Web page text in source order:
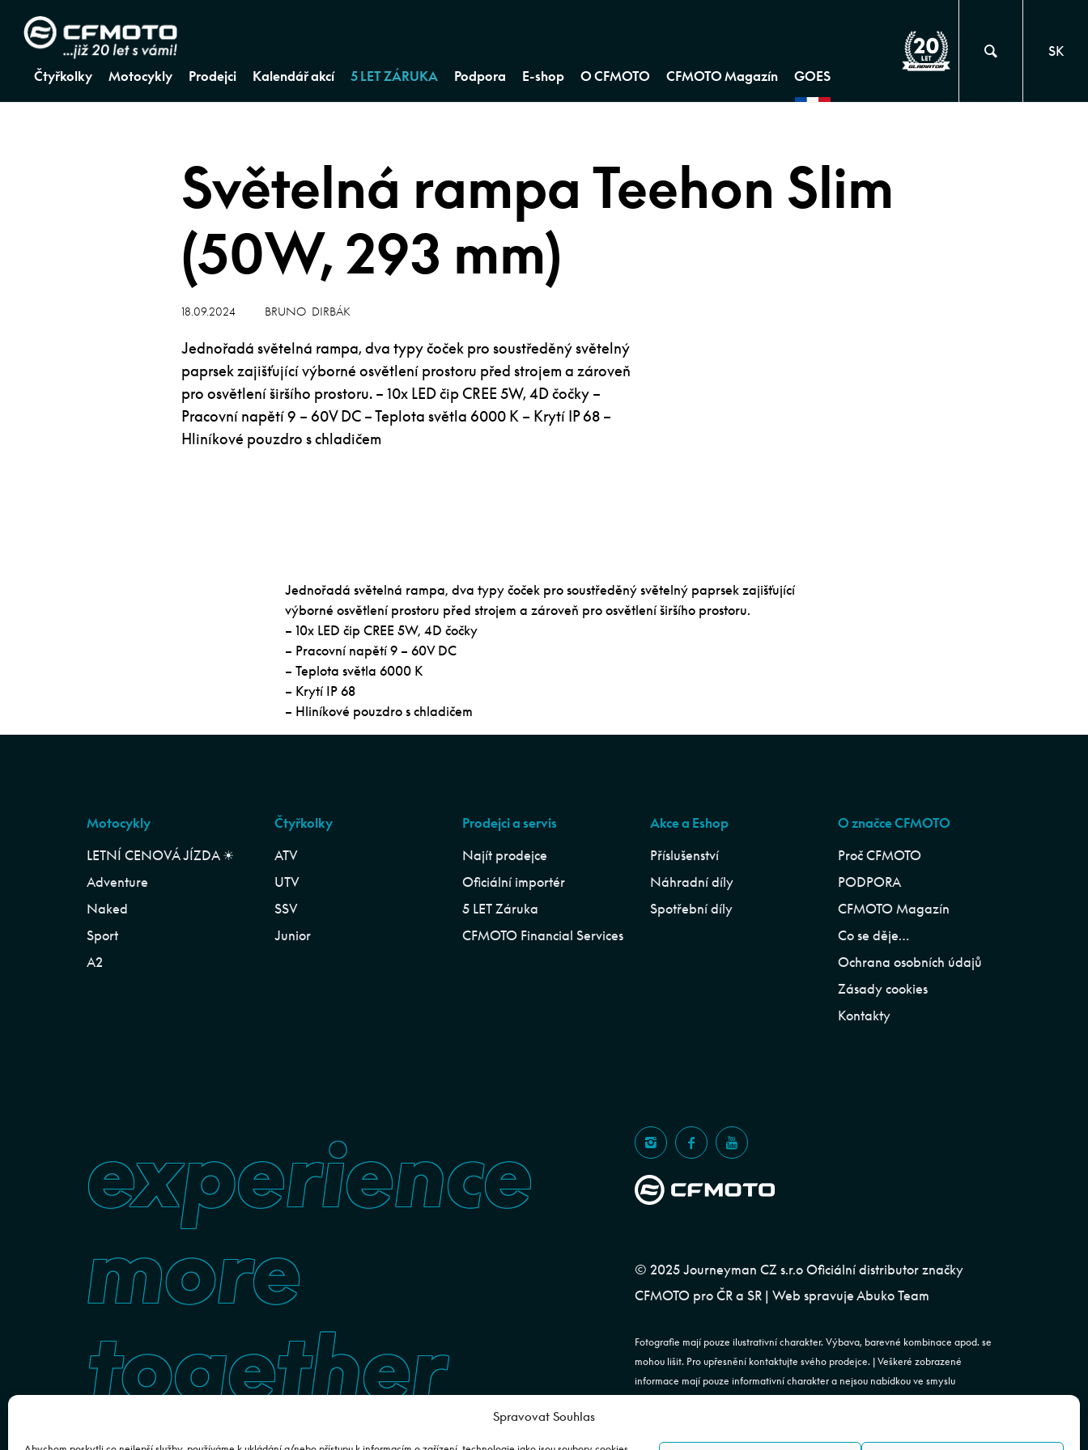
Spravovat Souhlas
Čtyřkolky Motocykly Prodejci Kalendář akcí 5 LET ZÁRUKA Podpora E-shop O CFMOTO CFMOTO Magazín GOES
SK
Světelná rampa Teehon Slim
(50W, 293 mm)
18.09.2024 BRUNO DIRBÁK
Jednořadá světelná rampa, dva typy čoček pro soustředěný světelný
paprsek zajišťující výborné osvětlení prostoru před strojem a zároveň
pro osvětlení širšího prostoru. – 10x LED čip CREE 5W, 4D čočky –
Pracovní napětí 9 – 60V DC – Teplota světla 6000 K – Krytí IP 68 –
Hliníkové pouzdro s chladičem
Jednořadá světelná rampa, dva typy čoček pro soustředěný světelný paprsek zajišťující
výborné osvětlení prostoru před strojem a zároveň pro osvětlení širšího prostoru.
– 10x LED čip CREE 5W, 4D čočky
– Pracovní napětí 9 – 60V DC
– Teplota světla 6000 K
– Krytí IP 68
– Hliníkové pouzdro s chladičem
Motocykly
LETNÍ CENOVÁ JÍZDA ☀︎
Adventure
Naked
Sport
A2
Čtyřkolky
ATV
UTV
SSV
Junior
Prodejci a servis
Najít prodejce
Oficiální importér
5 LET Záruka
CFMOTO Financial Services
Akce a Eshop
Příslušenství
Náhradní díly
Spotřební díly
O značce CFMOTO
Proč CFMOTO
PODPORA
CFMOTO Magazín
Co se děje…
Ochrana osobních údajů
Zásady cookies
Kontakty
experience
more
together
© 2025 Journeyman CZ s.r.o Oficiální distributor značky
CFMOTO pro ČR a SR | Web spravuje Abuko Team
Fotografie mají pouze ilustrativní charakter. Výbava, barevné kombinace apod. se
mohou lišit. Pro upřesnění kontaktujte svého prodejce. | Veškeré zobrazené
informace mají pouze informativní charakter a nejsou nabídkou ve smyslu